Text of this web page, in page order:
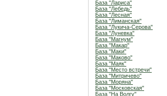
База "Лариса"
База "Лебедь"
База "Лесная"
База "Лиманская"
База "Лукича-Серова"
База "Луневка"
База "Магнум"
База "Макар"
База "Маки"
База "Маково"
База "Маяк"
База "Место встречи"
База "Митричево"
База "Моряна"
База "Московская"
База "На Волгу"